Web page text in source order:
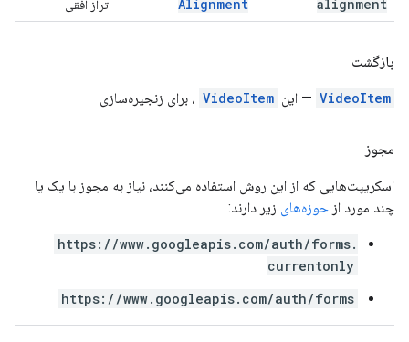
alignment
Alignment تراز افقی
بازگشت
VideoItem — این VideoItem ، برای زنجیره‌سازی
مجوز
اسکریپت‌هایی که از این روش استفاده می‌کنند، نیاز به مجوز با یک یا
چند مورد از حوزه‌های زیر دارند:
https://www.googleapis.com/auth/forms.
currentonly
https://www.googleapis.com/auth/forms